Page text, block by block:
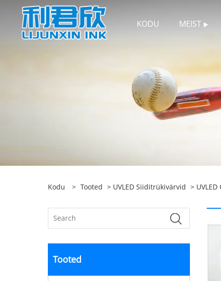
KODU MEIST
Kodu > Tooted > UVLED Siiditrükivärvid >
Tooted